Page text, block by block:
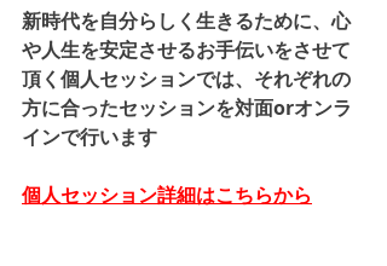
新時代を自分らしく生きるために、心
や人生を安定させるお手伝いをさせて
頂く個人セッションでは、それぞれの
方に合ったセッションを対面orオンラ
インで行います
個人セッション詳細はこちらから